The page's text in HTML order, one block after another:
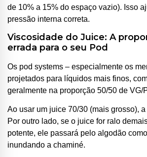
de 10% a 15% do espaço vazio). Isso
pressão interna correta.
Viscosidade do Juice: A
errada para o seu Pod
Os pod systems – especialmente os
projetados para líquidos mais finos,
geralmente na proporção 50/50 de VG/
Ao usar um juice 70/30 (mais grosso),
Por outro lado, se o juice for ralo
potente, ele passará pelo algodão
inundando a chaminé.